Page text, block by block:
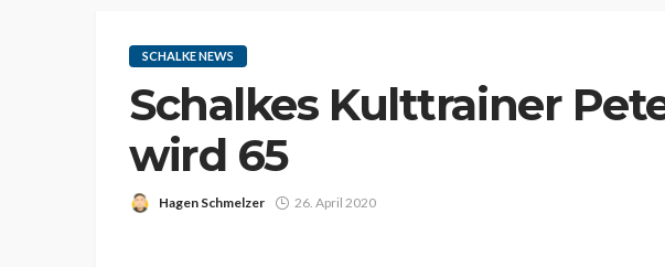
SCHALKE NEWS
Schalkes Kulttrainer
wird 65
Hagen Schmelzer 26. April 2020